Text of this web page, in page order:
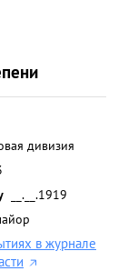
дивизия
__.__.1919
в журнале